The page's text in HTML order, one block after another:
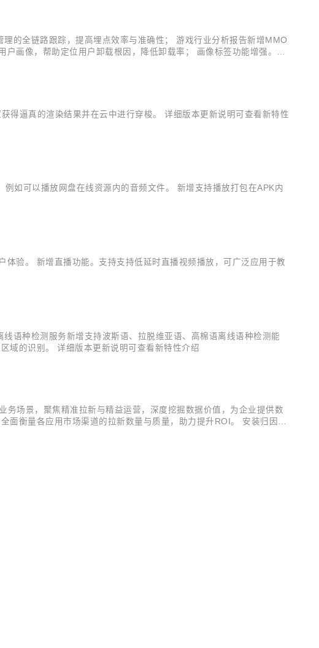
的全链路跟踪，提高埋点效率与准确性； 游戏行业分析报告新增MMO
画像，帮助定位用户卸载根因，降低卸载率； 画像标签功能增强。上
得逼真的渲染结果并在云中进行穿梭。 详细版本更新说明可查看新特性
如可以播放网盘在线资源内的音频文件。 新增支持播放打包在APK内
验。 新增直播功能。支持支持低延时直播视频播放，可广泛应用于教
语种检测服务新增支持波斯语、拉脱维亚语、高棉语离线语种检测能
域的识别。 详细版本更新说明可查看新特性介绍
场景，聚焦精准拉新与精益运营，深度挖掘数据价值，为企业提供数
面衡量各应用市场渠道的拉新数量与质量，助力提升ROI。 安装归因功